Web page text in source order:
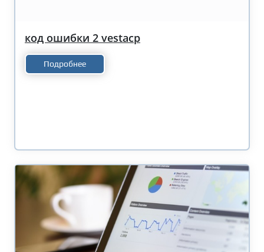
код ошибки 2 vestacp
Подробнее